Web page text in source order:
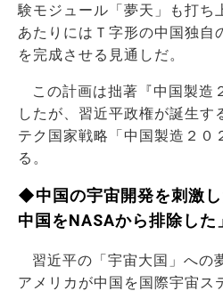
験モジュール「夢天」も打ち
あたりにはＴ字形の中国独自
を完成させる見通しだ。
この計画は拙著『中国製造
したが、習近平政権が誕生す
テク国家戦略「中国製造２０
る。
◆中国の宇宙開発を刺激
中国をNASAから排除した
習近平の「宇宙大国」への
アメリカが中国を国際宇宙ス